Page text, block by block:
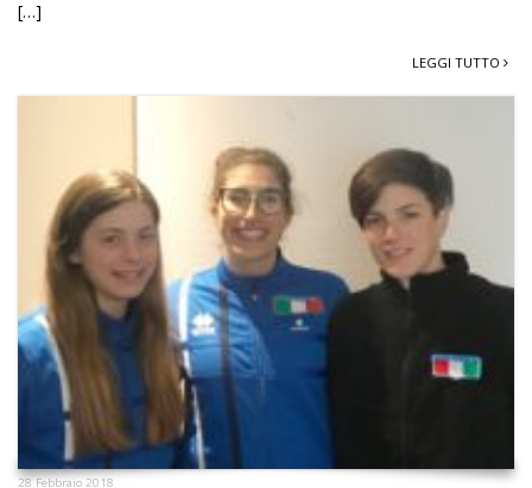
[…]
LEGGI TUTTO
28 Febbraio 2018